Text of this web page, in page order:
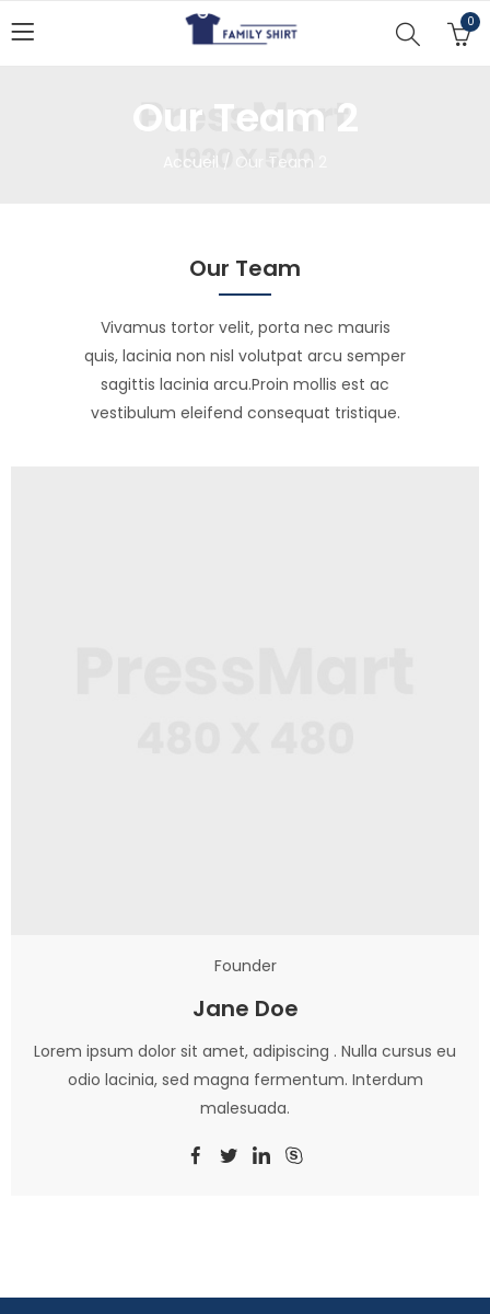
0
Our Team 2
Accueil / Our Team 2
Our Team
Vivamus tortor velit, porta nec mauris
quis, lacinia non nisl volutpat arcu semper
sagittis lacinia arcu.Proin mollis est ac
vestibulum eleifend consequat tristique.
Founder
Jane Doe
Lorem ipsum dolor sit amet, adipiscing . Nulla cursus eu
odio lacinia, sed magna fermentum. Interdum
malesuada.